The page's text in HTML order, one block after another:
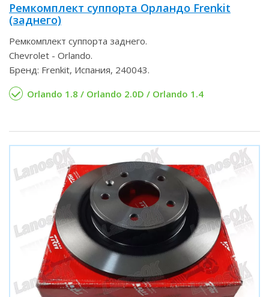
Ремкомплект суппорта Орландо Frenkit
(заднего)
Ремкомплект суппорта заднего.
Chevrolet - Orlando.
Бренд: Frenkit, Испания, 240043.
Orlando 1.8 / Orlando 2.0D / Orlando 1.4